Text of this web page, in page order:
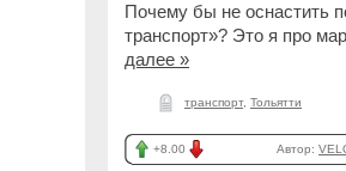
Почему бы не оснастить
транспорт»? Это я про
далее »
транспорт, Тольятти
+8.00 Автор: